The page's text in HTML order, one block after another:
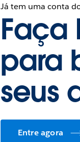
Já tem uma conta
Faça
para
seus
Entre agora